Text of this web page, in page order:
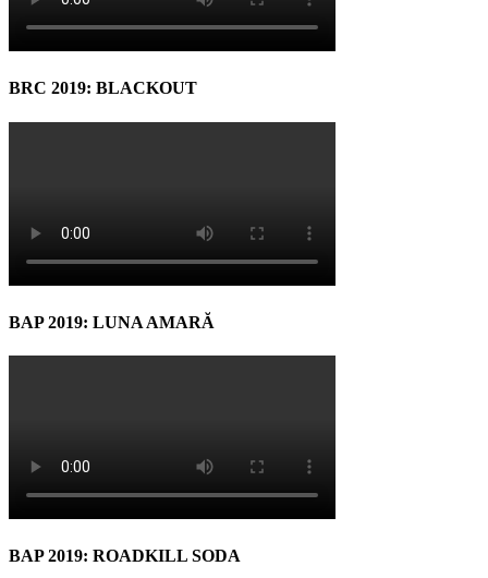
BRC 2019: BLACKOUT
BAP 2019: LUNA AMARĂ
BAP 2019: ROADKILL SODA